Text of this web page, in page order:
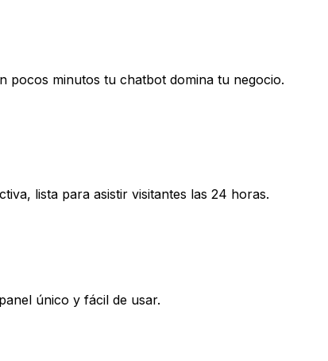
pocos minutos tu chatbot domina tu negocio.
lista para asistir visitantes las 24 horas.
único y fácil de usar.